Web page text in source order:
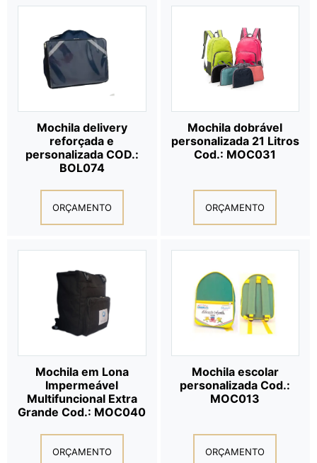
Mochila delivery
reforçada e
personalizada COD.:
BOL074
ORÇAMENTO
Mochila dobrável
personalizada 21 Litros
Cod.: MOC031
ORÇAMENTO
Mochila em Lona
Impermeável
Multifuncional Extra
Grande Cod.: MOC040
ORÇAMENTO
Mochila escolar
personalizada Cod.:
MOC013
ORÇAMENTO